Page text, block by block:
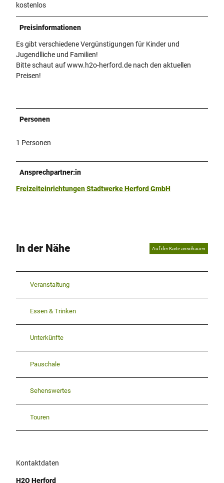
kostenlos
Preisinformationen
Es gibt verschiedene Vergünstigungen für Kinder und
Jugendlliche und Familien!
Bitte schaut auf www.h2o-herford.de nach den aktuellen
Preisen!
Personen
1 Personen
Ansprechpartner:in
Freizeiteinrichtungen Stadtwerke Herford GmbH
In der Nähe Auf der Karte anschauen
Veranstaltung
Essen & Trinken
Unterkünfte
Pauschale
Sehenswertes
Touren
Kontaktdaten
H2O Herford